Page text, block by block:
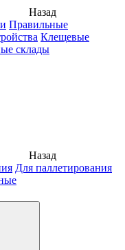
Назад
Правильные
Клещевые
склады
Назад
Для паллетирования